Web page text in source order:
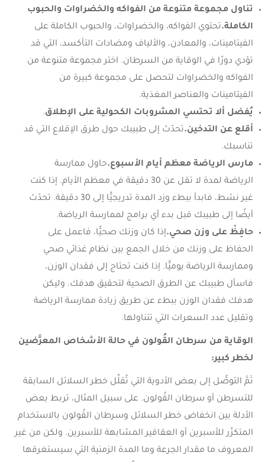
تناول مجموعة متنوعة من الفواكه والخضراوات والحبوب
الكاملة.تحتوي الفواكه، والخضراوات، والحبوب الكاملة على
الفيتامينات، والمعادن، والألياف ومضادات التأكسد، التي قد
تؤدي دورًا في الوقاية من السرطان. اختر مجموعة متنوعة من
الفواكه والخضراوات لتحصل على مجموعة كبيرة من
الفيتامينات والعناصر المغذية.
يُفضل ألا تحتسي المشروبات الكحولية على الإطلاق.
أقلع عن التدخين.تحدّث إلى طبيبك حول طرق الإقلاع التي قد
تناسبك.
مارس الرياضة معظم أيام الأسبوع.حاول ممارسة
الرياضة لمدة لا تقل عن 30 دقيقة في معظم الأيام. إذا كنت
غير نشط، فابدأ ببطء وزد المدة تدريجيًّا إلى 30 دقيقة. تحدّث
أيضًا إلى طبيبك قبل بدء أي برامج لممارسة الرياضة.
حافِظْ على وزن صحي.إذا كان وزنك صحيًّا، فاعمل على
الحفاظ على وزنك من خلال الجمع بين نظام غذائي صحي
وممارسة الرياضة يوميًّا. إذا كنت تحتاج إلى فقدان الوزن،
فاسأل طبيبك عن الطرق الصحية لتحقيق هدفك. وليكن
هدفك فقدان الوزن ببطء عن طريق زيادة ممارسة الرياضة
وتقليل عدد السعرات التي تتناولها.
الوقاية من سرطان القُولون في حالة الأشخاص المعرَّضين
لخطر كبير:
تَمَّ التوصُّل إلى بعض الأدوية التي تُقلِّل خطر السلائل السابقة
للتسرطن أو سرطان القُولون. على سبيل المثال، تربط بعض
الأدلة بين انخفاض خطر السلائل وسرطان القُولون بالاستخدام
المتكرِّر للأسبرين أو العقاقير المشابهة للأسبرين. ولكن من غير
المعروف ما مقدار الجرعة وما المدة الزمنية التي سيستغرقها